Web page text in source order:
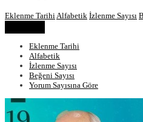
Eklenme Tarihi Alfabetik İzlenme Sayısı
Eklenme Tarihi
Alfabetik
İzlenme Sayısı
Beğeni Sayısı
Yorum Sayısına Göre